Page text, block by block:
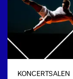
KONCERTSALEN